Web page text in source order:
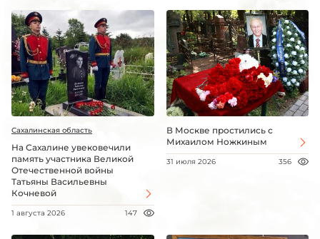
Сахалинская область
На Сахалине увековечили
память участника Великой
Отечественной войны
Татьяны Васильевны
Кочневой
1 августа 2026 147
В Москве простились с
Михаилом Ножкиным
31 июля 2026 356